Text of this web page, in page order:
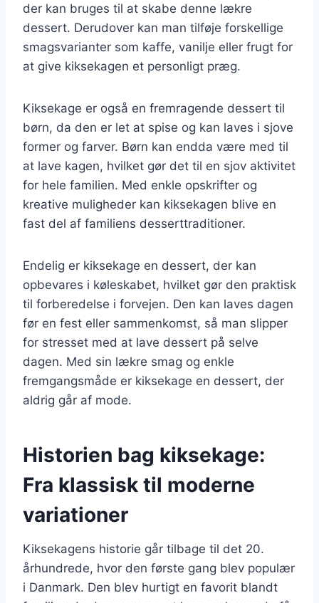
der kan bruges til at skabe denne lækre
dessert. Derudover kan man tilføje forskellige
smagsvarianter som kaffe, vanilje eller frugt for
at give kiksekagen et personligt præg.
Kiksekage er også en fremragende dessert til
børn, da den er let at spise og kan laves i sjove
former og farver. Børn kan endda være med til
at lave kagen, hvilket gør det til en sjov aktivitet
for hele familien. Med enkle opskrifter og
kreative muligheder kan kiksekagen blive en
fast del af familiens desserttraditioner.
Endelig er kiksekage en dessert, der kan
opbevares i køleskabet, hvilket gør den praktisk
til forberedelse i forvejen. Den kan laves dagen
før en fest eller sammenkomst, så man slipper
for stresset med at lave dessert på selve
dagen. Med sin lækre smag og enkle
fremgangsmåde er kiksekage en dessert, der
aldrig går af mode.
Historien bag kiksekage:
Fra klassisk til moderne
variationer
Kiksekagens historie går tilbage til det 20.
århundrede, hvor den første gang blev populær
i Danmark. Den blev hurtigt en favorit blandt